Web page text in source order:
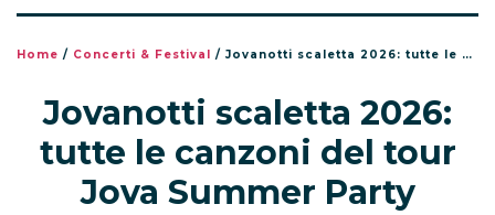
Home / Concerti & Festival / Jovanotti scaletta 2026: tutte le canzoni del tour Jova Summer Party
Jovanotti scaletta 2026:
tutte le canzoni del tour
Jova Summer Party